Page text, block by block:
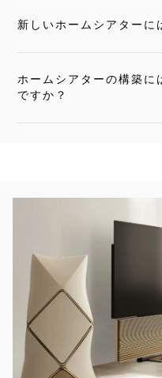
新しいホームシアターに
クリックすると全文がお
ホームシアターの構築に
ですか？
クリックすると全文がお